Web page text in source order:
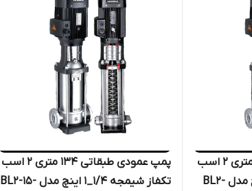
پمپ عمودی طبقاتی ۱۳۴ متری ۲ اسب
سه فاز شیمجه ۱/۴_۱ اینچ مدل BL2-
پمپ عمودی طبقاتی ۱۳۴ متری ۲ اسب
تکفاز شیمجه ۱/۴_۱ اینچ مدل BL2-15-